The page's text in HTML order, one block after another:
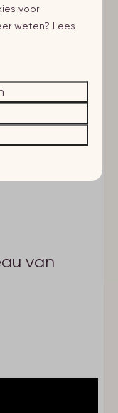
gebruik)
van
voor
weten? Lees